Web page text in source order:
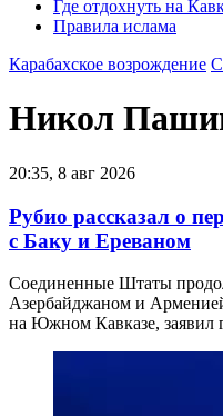
Где отдохнуть на
Правила ислама
Карабахское возрождение
Никол
20:35, 8 авг 2026
Рубио рассказал о
с Баку и Ереваном
Соединенные Штаты
Азербайджаном и
на Южном Кавказе, заявил